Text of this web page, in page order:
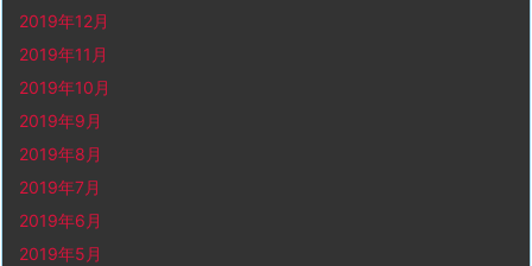
2019年12月
2019年11月
2019年10月
2019年9月
2019年8月
2019年7月
2019年6月
2019年5月